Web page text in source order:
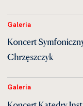
Galeria
Koncert
Chrzęszczyk
Galeria